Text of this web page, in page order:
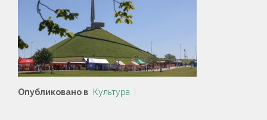
Опубликовано в Культура